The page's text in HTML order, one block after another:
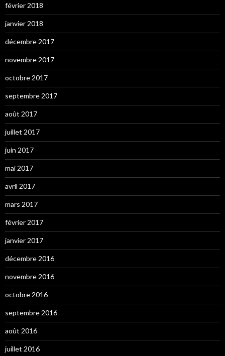
février 2018
janvier 2018
décembre 2017
novembre 2017
octobre 2017
septembre 2017
août 2017
juillet 2017
juin 2017
mai 2017
avril 2017
mars 2017
février 2017
janvier 2017
décembre 2016
novembre 2016
octobre 2016
septembre 2016
août 2016
juillet 2016